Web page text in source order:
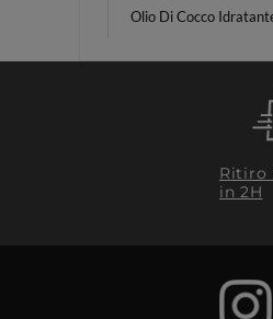
Olio Di Cocco
Ritiro
in 2H